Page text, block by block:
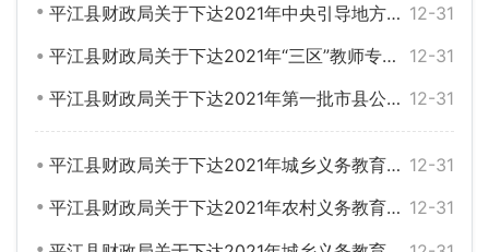
12-31
平江县财政局关于下达2021年中央引导地方科技发展资金的通知
12-31
平江县财政局关于下达2021年“三区”教师专项计划选派工作专项资金的通知
12-31
平江县财政局关于下达2021年第一批市县公办普通高中生均公用经费省级补助资金的通知
12-31
平江县财政局关于下达2021年城乡义务教育经费保障机制改革综合奖补资金的通知
12-31
平江县财政局关于下达2021年农村义务教育学生营养改善计划补助中央资金的通知